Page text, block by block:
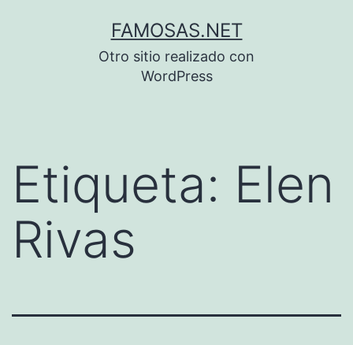
FAMOSAS.NET
Otro sitio realizado con
WordPress
Etiqueta: Elen
Rivas